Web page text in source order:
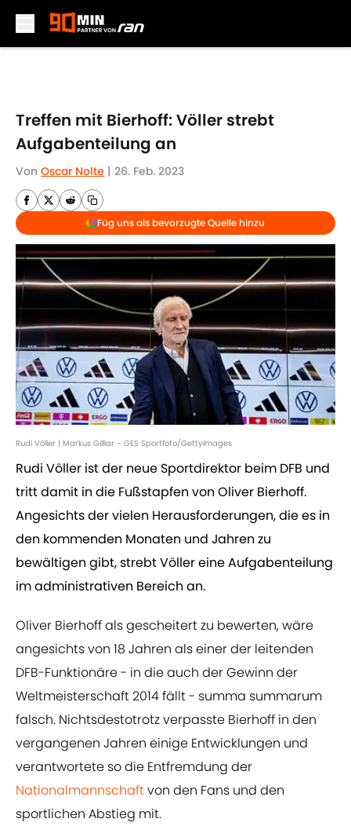
Treffen mit Bierhoff: Völler strebt
Aufgabenteilung an
Von Oscar Nolte | 26. Feb. 2023
Füg uns als bevorzugte Quelle hinzu
Rudi Völler | Markus Gilliar - GES Sportfoto/GettyImages
Rudi Völler ist der neue Sportdirektor beim DFB und
tritt damit in die Fußstapfen von Oliver Bierhoff.
Angesichts der vielen Herausforderungen, die es in
den kommenden Monaten und Jahren zu
bewältigen gibt, strebt Völler eine Aufgabenteilung
im administrativen Bereich an.
Oliver Bierhoff als gescheitert zu bewerten, wäre
angesichts von 18 Jahren als einer der leitenden
DFB-Funktionäre - in die auch der Gewinn der
Weltmeisterschaft 2014 fällt - summa summarum
falsch. Nichtsdestotrotz verpasste Bierhoff in den
vergangenen Jahren einige Entwicklungen und
verantwortete so die Entfremdung der
Nationalmannschaftvon den Fans und den
sportlichen Abstieg mit.